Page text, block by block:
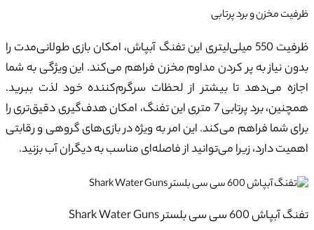
ظرفیت مخزن و برد پرتابی
ظرفیت 550 میلی‌لیتری این تفنگ آبپاش، امکان بازی طولانی‌مدت را
بدون نیاز به پر کردن مداوم مخزن فراهم می‌کند. این ویژگی به شما
اجازه می‌دهد تا بیشتر از لحظات سرگرم‌کننده خود لذت ببرید.
همچنین، برد پرتابی 7 متری این تفنگ، امکان هدف‌گیری دقیق‌تری را
برای شما فراهم می‌کند. این امر به ویژه در بازی‌های گروهی و رقابتی
اهمیت دارد، زیرا می‌توانید از فاصله‌ای مناسب به دیگران آب بزنید.
تفنگ آبپاش 600 سی سی بلستر Shark Water Guns